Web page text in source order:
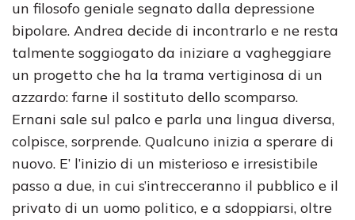
un filosofo geniale segnato dalla depressione
bipolare. Andrea decide di incontrarlo e ne resta
talmente soggiogato da iniziare a vagheggiare
un progetto che ha la trama vertiginosa di un
azzardo: farne il sostituto dello scomparso.
Ernani sale sul palco e parla una lingua diversa,
colpisce, sorprende. Qualcuno inizia a sperare di
nuovo. E’ l’inizio di un misterioso e irresistibile
passo a due, in cui s’intrecceranno il pubblico e il
privato di un uomo politico, e a sdoppiarsi, oltre